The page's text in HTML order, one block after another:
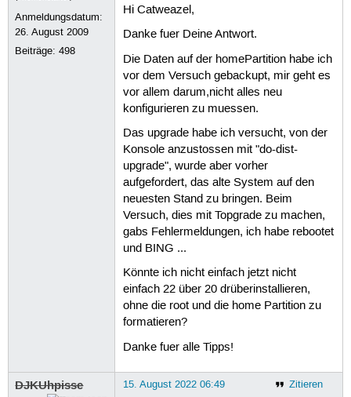
Anmeldungsdatum:
26. August 2009
Beiträge:498
Hi Catweazel,
Danke fuer Deine Antwort.
Die Daten auf der homePartition habe ich
vor dem Versuch gebackupt, mir geht es
vor allem darum,nicht alles neu
konfigurieren zu muessen.
Das upgrade habe ich versucht, von der
Konsole anzustossen mit "do-dist-
upgrade", wurde aber vorher
aufgefordert, das alte System auf den
neuesten Stand zu bringen. Beim
Versuch, dies mit Topgrade zu machen,
gabs Fehlermeldungen, ich habe rebootet
und BING ...
Könnte ich nicht einfach jetzt nicht
einfach 22 über 20 drüberinstallieren,
ohne die root und die home Partition zu
formatieren?
Danke fuer alle Tipps!
DJKUhpisse Zitieren
15. August 2022 06:49